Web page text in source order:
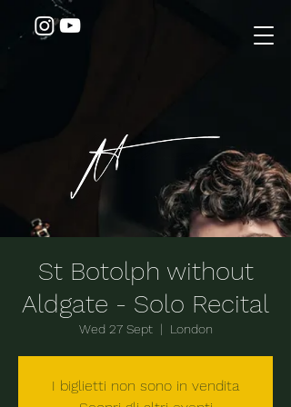
St Botolph without
Aldgate - Solo Recital
Wed 27 Sept
  |
London
I biglietti non sono in vendita